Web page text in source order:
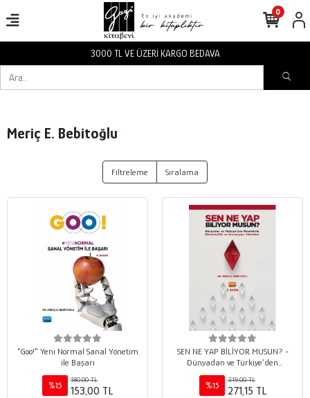
3000 TL VE ÜZERİ KARGO BEDAVA
0
Meriç E. Bebitoğlu
Filtreleme Sıralama
“Goo!” Yeni Normal Sanal Yönetim
ile Başarı
%15
180,00 TL
153,00 TL
SEN NE YAP BİLİYOR MUSUN? -
Dünyadan ve Türkiye’den
Örneklerle Girişimcilik ve İnovasyon
Yönetimi
%15
319,00 TL
271,15 TL